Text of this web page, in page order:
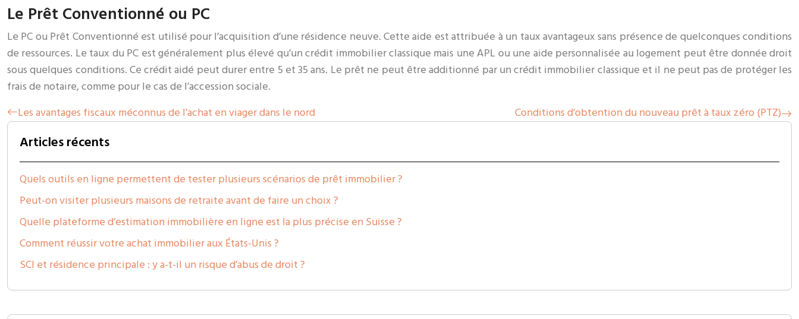
Le Prêt Conventionné ou PC
Le PC ou Prêt Conventionné est utilisé pour l’acquisition d’une résidence neuve. Cette aide est attribuée à un taux avantageux sans présence de quelconques conditions
de ressources. Le taux du PC est généralement plus élevé qu’un crédit immobilier classique mais une APL ou une aide personnalisée au logement peut être donnée droit
sous quelques conditions. Ce crédit aidé peut durer entre 5 et 35 ans. Le prêt ne peut être additionné par un crédit immobilier classique et il ne peut pas de protéger les
frais de notaire, comme pour le cas de l’accession sociale.
Les avantages fiscaux méconnus de l’achat en viager dans le nord
Conditions d’obtention du nouveau prêt à taux zéro (PTZ)
Articles récents
Quels outils en ligne permettent de tester plusieurs scénarios de prêt immobilier ?
Peut-on visiter plusieurs maisons de retraite avant de faire un choix ?
Quelle plateforme d’estimation immobilière en ligne est la plus précise en Suisse ?
Comment réussir votre achat immobilier aux États-Unis ?
SCI et résidence principale : y a-t-il un risque d’abus de droit ?